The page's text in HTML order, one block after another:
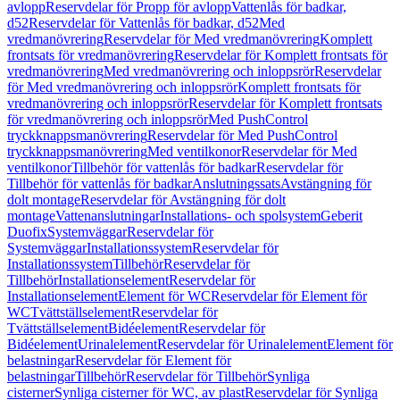
avloppReservdelar för Propp för avloppVattenlås för badkar,
d52Reservdelar för Vattenlås för badkar, d52Med
vredmanövreringReservdelar för Med vredmanövreringKomplett
frontsats för vredmanövreringReservdelar för Komplett frontsats för
vredmanövreringMed vredmanövrering och inloppsrörReservdelar
för Med vredmanövrering och inloppsrörKomplett frontsats för
vredmanövrering och inloppsrörReservdelar för Komplett frontsats
för vredmanövrering och inloppsrörMed PushControl
tryckknappsmanövreringReservdelar för Med PushControl
tryckknappsmanövreringMed ventilkonorReservdelar för Med
ventilkonorTillbehör för vattenlås för badkarReservdelar för
Tillbehör för vattenlås för badkarAnslutningssatsAvstängning för
dolt montageReservdelar för Avstängning för dolt
montageVattenanslutningarInstallations- och spolsystemGeberit
DuofixSystemväggarReservdelar för
SystemväggarInstallationssystemReservdelar för
InstallationssystemTillbehörReservdelar för
TillbehörInstallationselementReservdelar för
InstallationselementElement för WCReservdelar för Element för
WCTvättställselementReservdelar för
TvättställselementBidéelementReservdelar för
BidéelementUrinalelementReservdelar för UrinalelementElement för
belastningarReservdelar för Element för
belastningarTillbehörReservdelar för TillbehörSynliga
cisternerSynliga cisterner för WC, av plastReservdelar för Synliga